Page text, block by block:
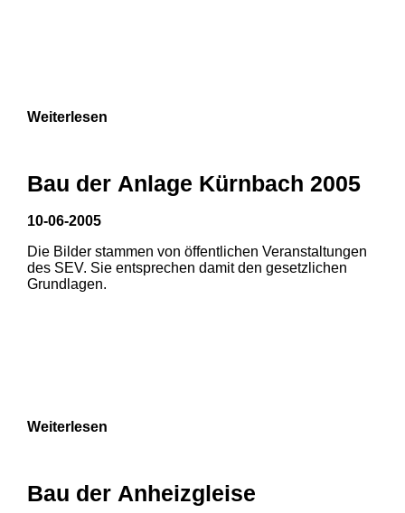
1 2
Weiterlesen
Bau der Anlage Kürnbach 2005
10-06-2005
Die Bilder stammen von öffentlichen Veranstaltungen
des SEV. Sie entsprechen damit den gesetzlichen
Grundlagen.
Weiterlesen
Bau der Anheizgleise